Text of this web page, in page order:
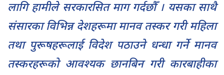
लागि हामीले सरकारसित माग गर्दछौँ । यसका साथै
संसारका विभिन्न देशहरूमा मानव तस्कर गरी महिला
तथा पुरूषहरूलाई विदेश पठाउने धन्धा गर्ने मानव
तस्करहरूको आवश्यक छानबिन गरी कारबाहीका